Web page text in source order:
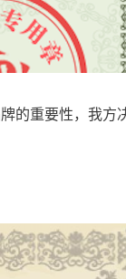
的重要性，我方